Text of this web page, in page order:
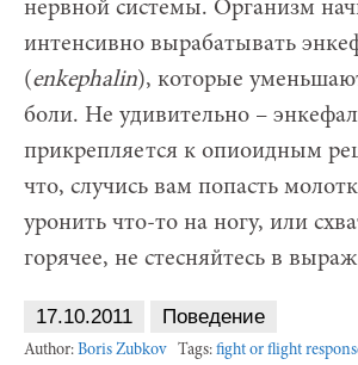
нервной системы. Организм
интенсивно вырабатывать
(еnkephalin), которые
боли. Не удивительно –
прикрепляется к опиоидным
что, случись вам попасть
уронить что-то на ногу, или
горячее, не стесняйтесь в
17.10.2011 Поведение
Author: Boris Zubkov Tags: fight or flight